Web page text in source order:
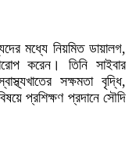
মধ্যে নিয়মিত ডায়ালগ,
করেন। তিনি সাইবার
সক্ষমতা বৃদ্ধি,
প্রশিক্ষণ প্রদানে সৌদি